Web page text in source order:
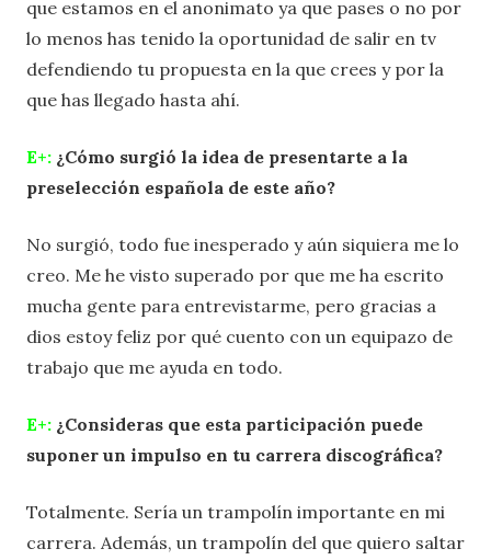
que estamos en el anonimato ya que pases o no por
lo menos has tenido la oportunidad de salir en tv
defendiendo tu propuesta en la que crees y por la
que has llegado hasta ahí.
E+: ¿Cómo surgió la idea de presentarte a la
preselección española de este año?
No surgió, todo fue inesperado y aún siquiera me lo
creo. Me he visto superado por que me ha escrito
mucha gente para entrevistarme, pero gracias a
dios estoy feliz por qué cuento con un equipazo de
trabajo que me ayuda en todo.
E+: ¿Consideras que esta participación puede
suponer un impulso en tu carrera discográfica?
Totalmente. Sería un trampolín importante en mi
carrera. Además, un trampolín del que quiero saltar